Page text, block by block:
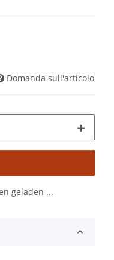
Domanda sull'articolo
geladen ...